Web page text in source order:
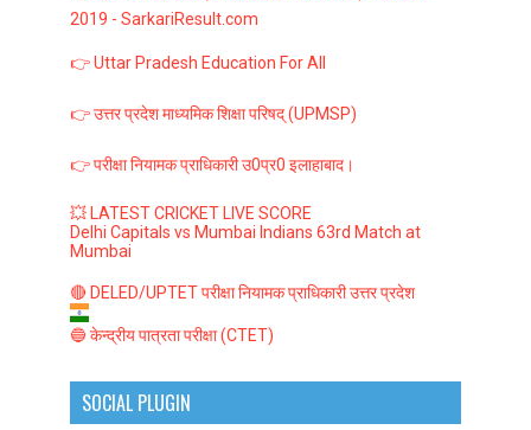
2019 - SarkariResult.com
👉 Uttar Pradesh Education For All
👉 उत्तर प्रदेश माध्यमिक शिक्षा परिषद् (UPMSP)
👉 परीक्षा नियामक प्राधिकारी उ0प्र0 इलाहाबाद।
💥 LATEST CRICKET LIVE SCORE
Delhi Capitals vs Mumbai Indians 63rd Match at
Mumbai
🔴 DELED/UPTET परीक्षा नियामक प्राधिकारी उत्तर प्रदेश
🔵 केन्द्रीय पात्रता परीक्षा (CTET)
SOCIAL PLUGIN